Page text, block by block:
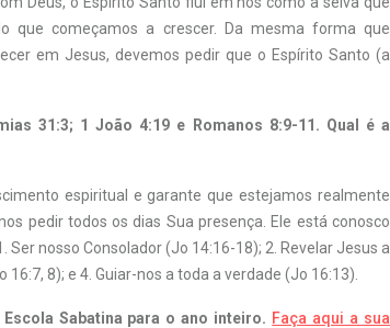
que começamos a crescer. Da mesma forma que
em Jesus, devemos pedir que o Espírito Santo (a
31:3; 1 João 4:19 e Romanos 8:9-11. Qual é a
espiritual e garante que estejamos realmente
pedir todos os dias Sua presença. Ele está conosco
nosso Consolador (Jo 14:16-18); 2. Revelar Jesus a
8); e 4. Guiar-nos a toda a verdade (Jo 16:13).
Sabatina para o ano inteiro. Faça aqui a sua